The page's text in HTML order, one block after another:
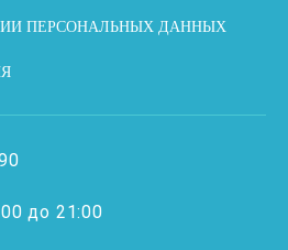
ПЕРСОНАЛЬНЫХ ДАННЫХ
до 21:00